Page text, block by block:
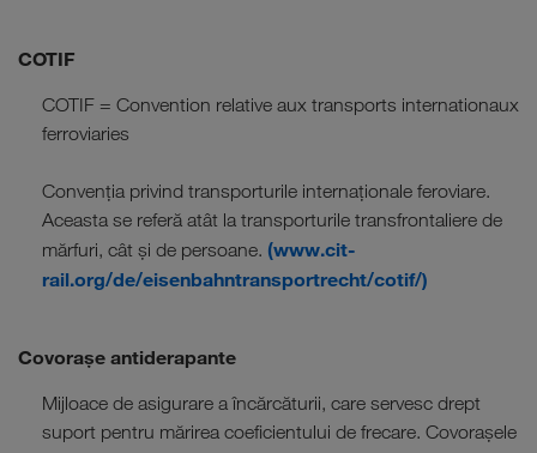
COTIF
COTIF = Convention relative aux transports internationaux
ferroviaries
Convenția privind transporturile internaționale feroviare.
Aceasta se referă atât la transporturile transfrontaliere de
mărfuri, cât și de persoane. (www.cit-
rail.org/de/eisenbahntransportrecht/cotif/)
Covorașe antiderapante
Mijloace de asigurare a încărcăturii, care servesc drept
suport pentru mărirea coeficientului de frecare. Covorașele